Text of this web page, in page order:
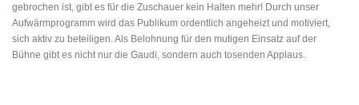
gebrochen ist, gibt es für die Zuschauer kein Halten mehr! Durch unser
Aufwärmprogramm wird das Publikum ordentlich angeheizt und motiviert,
sich aktiv zu beteiligen. Als Belohnung für den mutigen Einsatz auf der
Bühne gibt es nicht nur die Gaudi, sondern auch tosenden Applaus.